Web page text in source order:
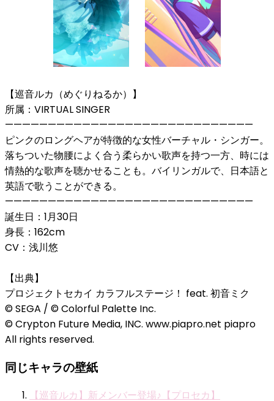
【巡音ルカ（めぐりねるか）】
所属：VIRTUAL SINGER
—————————————————————————————
ピンクのロングヘアが特徴的な女性バーチャル・シンガー。
落ちついた物腰によく合う柔らかい歌声を持つ一方、時には
情熱的な歌声を聴かせることも。バイリンガルで、日本語と
英語で歌うことができる。
—————————————————————————————
誕生日：1月30日
身長：162cm
CV：浅川悠
【出典】
プロジェクトセカイ カラフルステージ！ feat. 初音ミク
© SEGA / © Colorful Palette Inc.
© Crypton Future Media, INC. www.piapro.net piapro
All rights reserved.
同じキャラの壁紙
【巡音ルカ】新メンバー登場♪【プロセカ】